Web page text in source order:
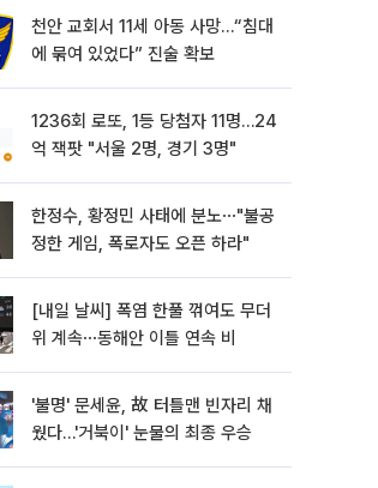
천안 교회서 11세 아동 사망…“침대
에 묶여 있었다” 진술 확보
1236회 로또, 1등 당첨자 11명…24
억 잭팟 "서울 2명, 경기 3명"
한정수, 황정민 사태에 분노⋯"불공
정한 게임, 폭로자도 오픈 하라"
[내일 날씨] 폭염 한풀 꺾여도 무더
위 계속⋯동해안 이틀 연속 비
'불명' 문세윤, 故 터틀맨 빈자리 채
웠다…'거북이' 눈물의 최종 우승